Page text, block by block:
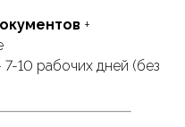
+
7-10 рабочих дней (без